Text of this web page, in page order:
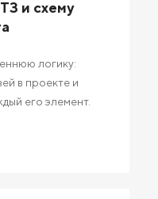
и схему
логику:
в проекте и
его элемент.